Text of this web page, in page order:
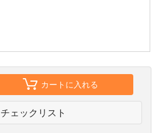
カートに入れる
チェックリスト